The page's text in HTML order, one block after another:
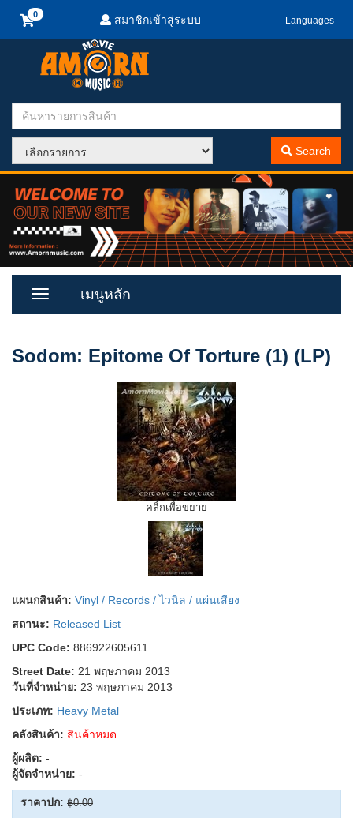
สมาชิกเข้าสู่ระบบ Languages
Search
Toggle
เมนูหลัก
Sodom: Epitome Of Torture (1) (LP)
คลิ้กเพื่อขยาย
แผนกสินค้า: Vinyl / Records / ไวนิล / แผ่นเสียง
สถานะ: Released List
UPC Code: 886922605611
Street Date: 21 พฤษภาคม 2013
วันที่จำหน่าย: 23 พฤษภาคม 2013
ประเภท: Heavy Metal
คลังสินค้า: สินค้าหมด
ผู้ผลิต: -
ผู้จัดจำหน่าย: -
ราคาปก: ฿0.00